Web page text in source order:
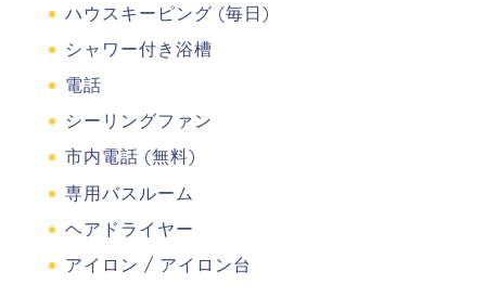
ハウスキーピング (毎日)
シャワー付き浴槽
電話
シーリングファン
市内電話 (無料)
専用バスルーム
ヘアドライヤー
アイロン / アイロン台